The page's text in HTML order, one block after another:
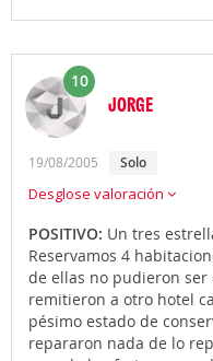
10
JORGE
19/08/2005 solo
Desglose valoración
POSITIVO: Un tres
Reservamos 4
de ellas no pudieron
remitieron a otro hotel
pésimo estado de
repararon nada de lo